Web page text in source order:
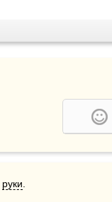
руки